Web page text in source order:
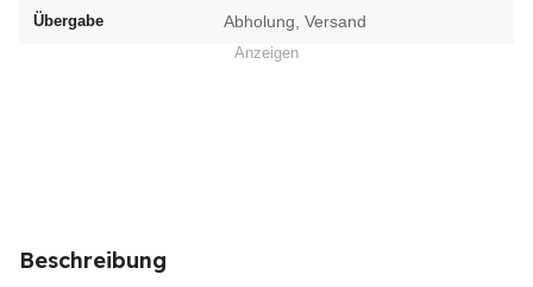
Übergabe Abholung, Versand
Anzeigen
Beschreibung